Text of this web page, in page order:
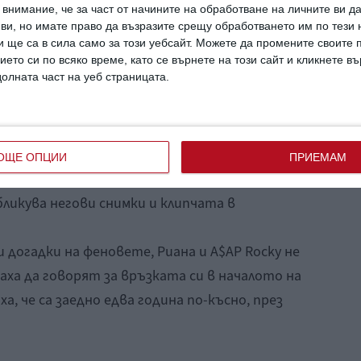
че за част от начините на обработване на личните ви
ви, но имате право да възразите срещу обработването им по тези
ще са в сила само за този уебсайт. Можете да промените своите
си по всяко време, като се върнете на този сайт и кликнете
част на уеб страницата.
ОПЦИИ ПРИЕМАМ
на бебето, което накара феновете да
момиче..
показаха лицето на момчето през
начин – от страниците на
негови снимки и клипчата в
на феновете, Риана и A$AP Rocky не
да говорят за връзката си в началото на
че са заедно едва година по-късно, през